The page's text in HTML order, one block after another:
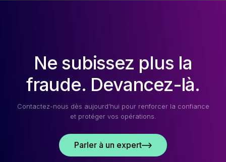
EN
2026
Ne subissez plus la
fraude. Devancez-là.
Contactez-nous dès aujourd’hui pour renforcer la confiance
et protéger vos opérations.
Parler à un expert